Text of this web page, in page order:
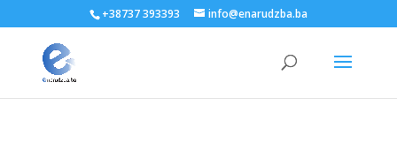
+38737 393393 info@enarudzba.ba